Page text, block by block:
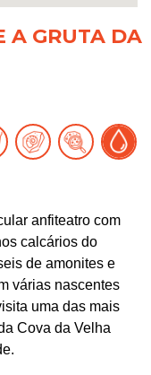
A GRUTA DA
anfiteatro com
calcários do
de amonites e
várias nascentes
uma das mais
Cova da Velha